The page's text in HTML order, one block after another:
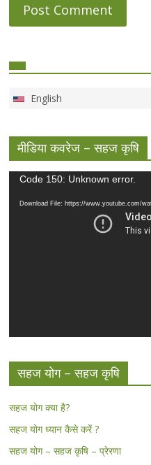
English
मीडिया कवरेज – सहज कृषि
Video
Code 150: Unknown error.
Download File: https://www.youtube.com/
सहज योग – सहज कृषि
सहज योग क्या है?
सहज योग ध्यान कैसे करें ?
सहज योग – सहज कृषि – प्रेरणा